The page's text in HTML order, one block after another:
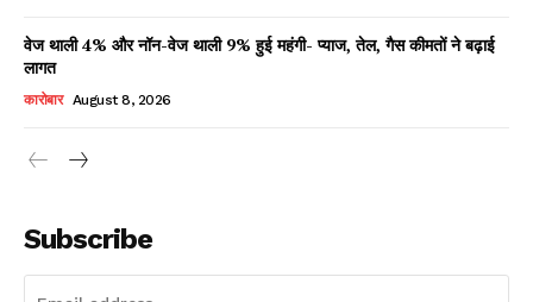
वेज थाली 4% और नॉन-वेज थाली 9% हुई महंगी- प्याज, तेल, गैस कीमतों ने बढ़ाई
लागत
कारोबार August 8, 2026
Subscribe